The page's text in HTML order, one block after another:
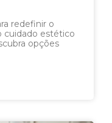
redefinir o
cuidado estético
opções